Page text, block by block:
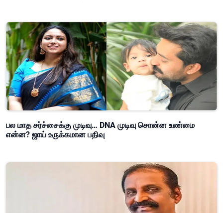
பல மாத சர்ச்சைக்கு முடிவு… DNA முடிவு சொன்ன உண்மை
என்ன? ஜாய் உருக்கமான பதிவு